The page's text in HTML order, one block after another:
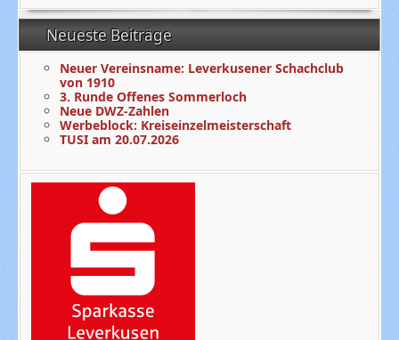
Neueste Beiträge
Neuer Vereinsname: Leverkusener Schachclub
von 1910
3. Runde Offenes Sommerloch
Neue DWZ-Zahlen
Werbeblock: Kreiseinzelmeisterschaft
TUSI am 20.07.2026